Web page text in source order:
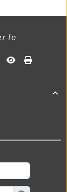
le
